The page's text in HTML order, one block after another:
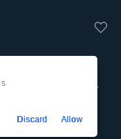
HYPNOTIC от
Discard Allow